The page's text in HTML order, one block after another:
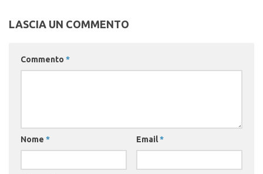
LASCIA UN COMMENTO
Commento *
Nome * Email*